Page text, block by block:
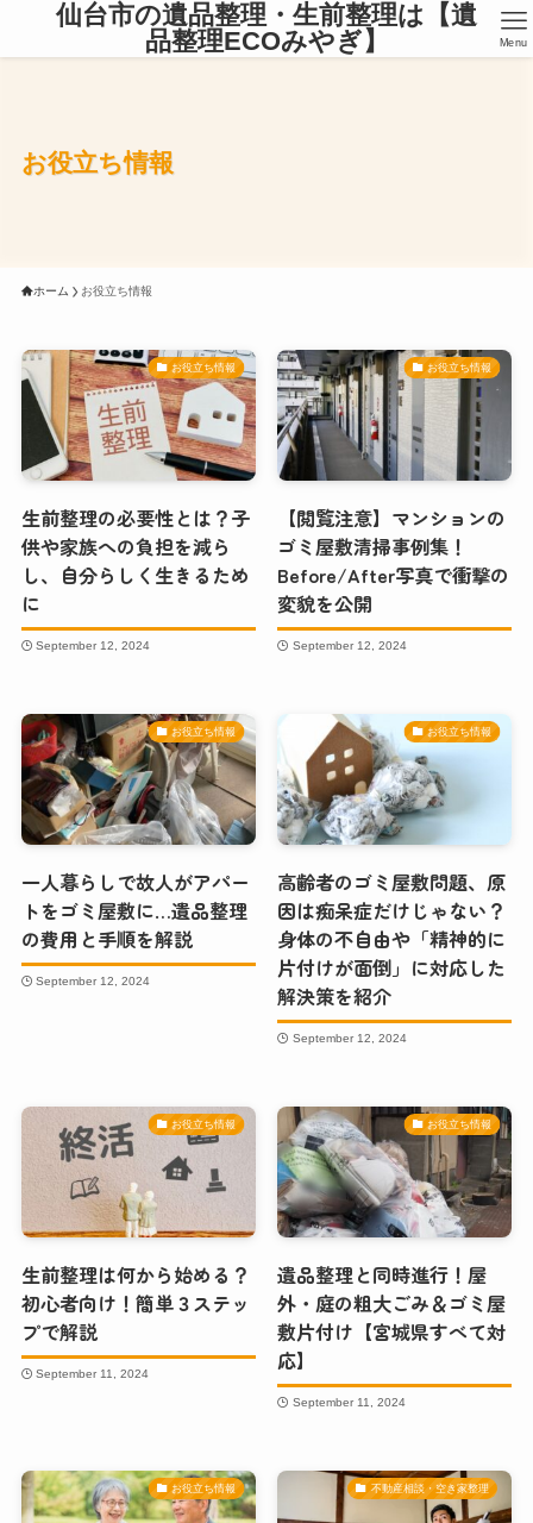
仙台市の遺品整理・生前整理は【遺
品整理ECOみやぎ】
Menu
お役立ち情報
ホーム お役立ち情報
お役立ち情報
生前整理の必要性とは？子
供や家族への負担を減ら
し、自分らしく生きるため
に
September 12, 2024
お役立ち情報
【閲覧注意】マンションの
ゴミ屋敷清掃事例集！
Before/After写真で衝撃の
変貌を公開
September 12, 2024
お役立ち情報
一人暮らしで故人がアパー
トをゴミ屋敷に…遺品整理
の費用と手順を解説
September 12, 2024
お役立ち情報
高齢者のゴミ屋敷問題、原
因は痴呆症だけじゃない？
身体の不自由や「精神的に
片付けが面倒」に対応した
解決策を紹介
September 12, 2024
お役立ち情報
生前整理は何から始める？
初心者向け！簡単３ステッ
プで解説
September 11, 2024
お役立ち情報
遺品整理と同時進行！屋
外・庭の粗大ごみ＆ゴミ屋
敷片付け【宮城県すべて対
応】
September 11, 2024
お役立ち情報 不動産相談・空き家整理